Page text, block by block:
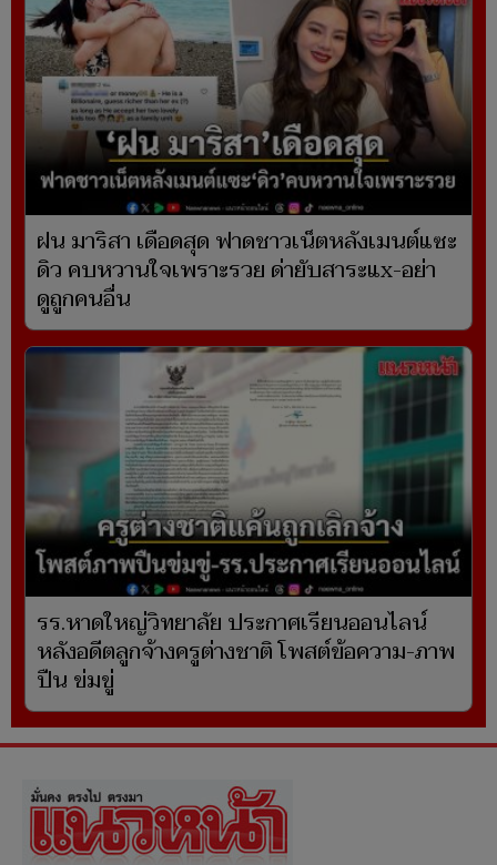
ฝน มาริสา เดือดสุด ฟาดชาวเน็ตหลังเมนต์แซะ
ดิว คบหวานใจเพราะรวย ด่ายับสาระแx-อย่า
ดูถูกคนอื่น
รร.หาดใหญ่วิทยาลัย ประกาศเรียนออนไลน์
หลังอดีตลูกจ้างครูต่างชาติ โพสต์ข้อความ-ภาพ
ปืน ข่มขู่